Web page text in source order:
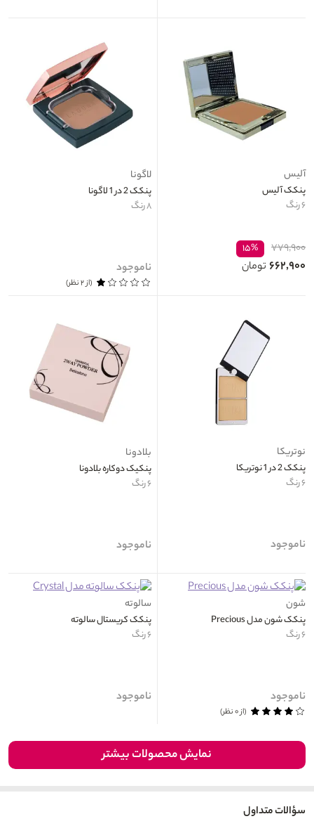
آلیس
پنکک آلیس
۶ رنگ
۷۷۹,۹۰۰ ۱۵%
۶۶۲,۹۰۰ تومان
لاگونا
پنکک 2 در 1 لاگونا
۸ رنگ
ناموجود
(از ۲ نظر)
نوتریکا
پنکک 2 در 1 نوتریکا
۶ رنگ
ناموجود
بلادونا
پنکیک دوکاره بلادونا
۶ رنگ
ناموجود
شون
پنکک شون مدل Precious
۶ رنگ
ناموجود
(از ۰ نظر)
سالوته
پنکک کریستال سالوته
۶ رنگ
ناموجود
نمایش محصولات بیشتر
سؤالات متداول